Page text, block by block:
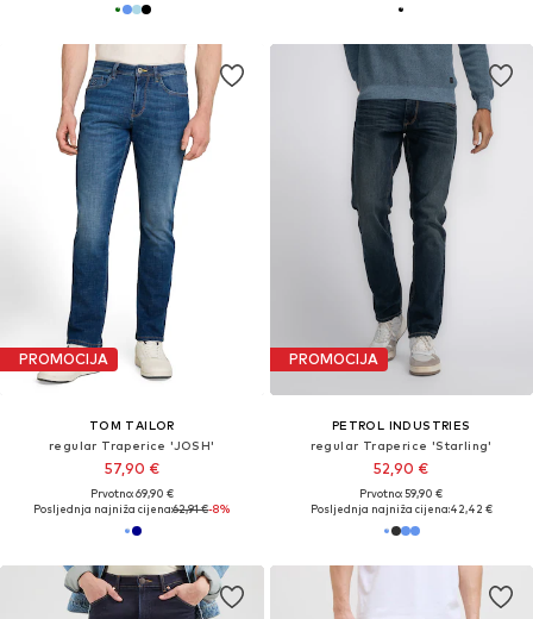
PROMOCIJA
TOM TAILOR
regular Traperice 'JOSH'
57,90 €
Prvotno: 69,90 €
Posljednja najniža cijena:62,91 €-8%
PROMOCIJA
PETROL INDUSTRIES
regular Traperice 'Starling'
52,90 €
Prvotno: 59,90 €
Posljednja najniža cijena:42,42 €